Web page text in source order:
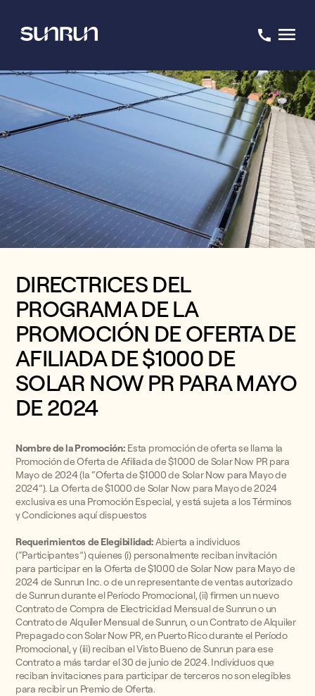
DIRECTRICES DEL
PROGRAMA DE LA
PROMOCIÓN DE OFERTA DE
AFILIADA DE $1000 DE
SOLAR NOW PR PARA MAYO
DE 2024
Nombre de la Promoción: Esta promoción de oferta se llama la
Promoción de Oferta de Afiliada de $1000 de Solar Now PR para
Mayo de 2024 (la “Oferta de $1000 de Solar Now para Mayo de
2024”). La Oferta de $1000 de Solar Now para Mayo de 2024
exclusiva es una Promoción Especial, y está sujeta a los Términos
y Condiciones aquí dispuestos
Requerimientos de Elegibilidad:Abierta a individuos
(“Participantes”) quienes (i) personalmente reciban invitación
para participar en la Oferta de $1000 de Solar Now para Mayo de
2024 de Sunrun Inc. o de un representante de ventas autorizado
de Sunrun durante el Período Promocional, (ii) firmen un nuevo
Contrato de Compra de Electricidad Mensual de Sunrun o un
Contrato de Alquiler Mensual de Sunrun, o un Contrato de Alquiler
Prepagado con Solar Now PR, en Puerto Rico durante el Período
Promocional, y (iii) reciban el Visto Bueno de Sunrun para ese
Contrato a más tardar el 30 de junio de 2024. Individuos que
reciban invitaciones para participar de terceros no son elegibles
para recibir un Premio de Oferta.